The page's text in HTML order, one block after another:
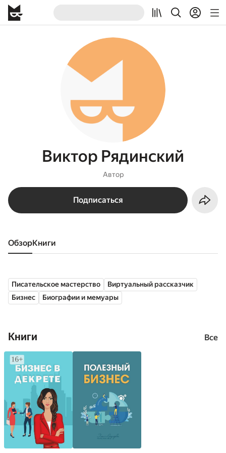
Виктор Рядинский
Автор
Подписаться
Обзор книги
Писательское мастерство
Виртуальный рассказчик
Бизнес
Биографии и мемуары
Книги Все